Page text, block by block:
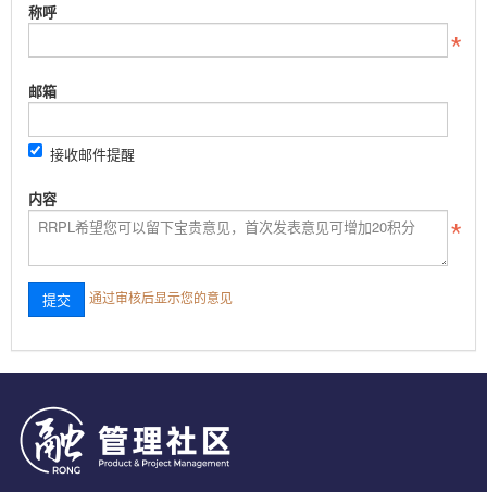
称呼
邮箱
接收邮件提醒
内容
通过审核后显示您的意见